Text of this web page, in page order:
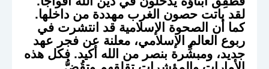
لقد باتت حصون الغرب مهددة من داخلها.
كما أن الصحوة الإسلامية قد انتشرت في
ربوع العالم الإسلامي، معلنة عن فجر عهد
جديد، ومبشِّرة بنصر من الله أكيد. فكل هذه